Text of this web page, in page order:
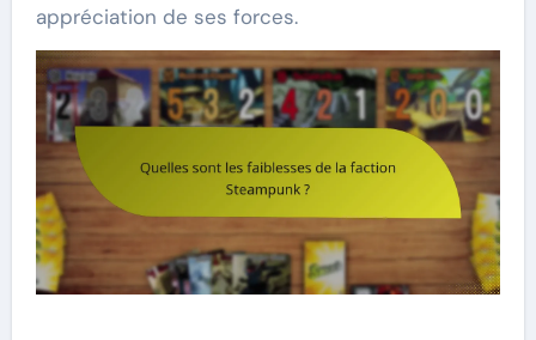
appréciation de ses forces.